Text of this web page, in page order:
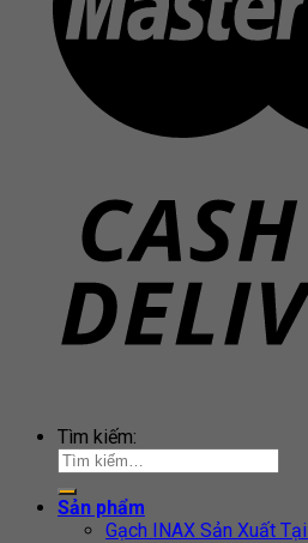
Tìm kiếm:
Sản phẩm
Gạch INAX Sản Xuất